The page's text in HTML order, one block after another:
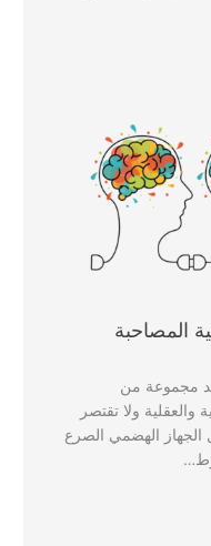
المصاحبة
مجموعة من
ولا تقتصر
الهضمي الصرع